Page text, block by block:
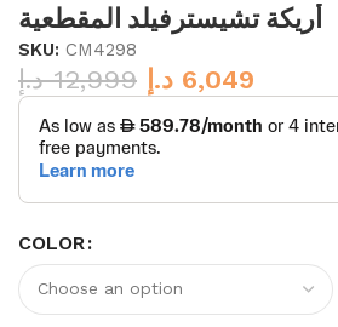
أريكة تشيسترفيلد المقطعية
SKU: CM4298
12,999 د.إ 6,049 د.إ
COLOR